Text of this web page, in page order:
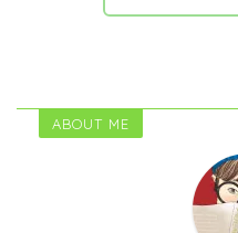
ABOUT ME